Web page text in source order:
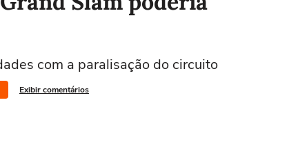
com a paralisação do circuito
Exibir comentários